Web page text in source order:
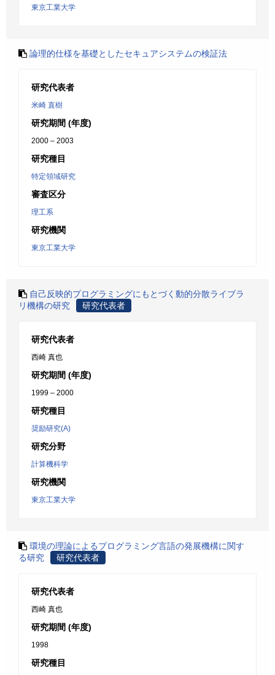
東京工業大学
論理的仕様を基礎としたセキュアシステムの検証法
研究代表者
米崎 直樹
研究期間 (年度)
2000 – 2003
研究種目
特定領域研究
審査区分
理工系
研究機関
東京工業大学
自己反映的プログラミングにもとづく動的分散ライブラ
リ機構の研究
研究代表者
研究代表者
西崎 真也
研究期間 (年度)
1999 – 2000
研究種目
奨励研究(A)
研究分野
計算機科学
研究機関
東京工業大学
環境の理論によるプログラミング言語の発展機構に関す
る研究
研究代表者
研究代表者
西崎 真也
研究期間 (年度)
1998
研究種目